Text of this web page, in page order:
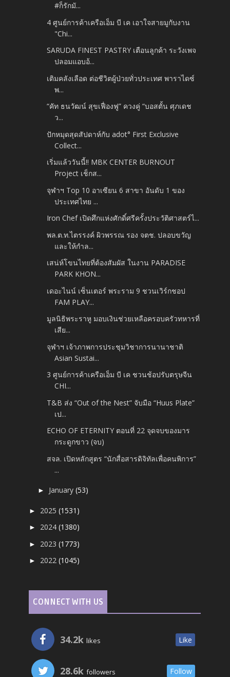
#ก็รักมั...
4 ศูนย์การค้าเครือเอ็ม บี เค เอาใจสายมูกับงาน
"Chi...
SARUDA FINEST PASTRY เตือนลูกค้า ระวังเพจ
ปลอมแอบอ้...
เติมคลังเลือด ต่อชีวิตผู้ป่วยทั่วประเทศ พาราไดซ์
พ...
“คัท ธนวัฒน์ สุขเฟื่องฟู” ควงคู่ “บอสตั้น ศุภเดช
ว...
ปักหมุดสุดสัปดาห์กับ adot° First Exclusive
Collect...
เริ่มแล้ววันนี้!! MBK CENTER BURNOUT
Project เช็กส...
จุฬาฯ Top 10 อาเซียน 6 สาขา อันดับ 1 ของ
ประเทศไทย ...
Iron Chef เปิดศึกแห่งศักดิ์ศรีครั้งประวัติศาสตร์ไ...
พล.ต.ท.ไตรรงค์ ผิวพรรณ รอง จตช. ปลอบขวัญ
และให้กำล...
เสน่ห์โขนไทยที่ต้องสัมผัส ในงาน PARADISE
PARK KHON...
เดอะไนน์ เซ็นเตอร์ พระราม 9 ชวนเวิร์กชอป
FAM PLAY...
มูลนิธิพระราหู มอบเงินช่วยเหลือครอบครัวทหารที่
เสีย...
จุฬาฯ เจ้าภาพการประชุมวิชาการนานาชาติ
Asian Sustai...
3 ศูนย์การค้าเครือเอ็ม บี เค ชวนช้อปรับตรุษจีน
CHI...
T&B ส่ง “Out of the Nest” จับมือ “Huus Plate”
เป...
ECHO OF ETERNITY ตอนที่ 22 จุดจบของมาร
กระดูกขาว (จบ)
สจล. เปิดหลักสูตร “นักสื่อสารดิจิทัลเพื่อคนพิการ”
...
► January(53)
► 2025(1531)
► 2024(1380)
► 2023(1773)
► 2022(1045)
CONNECT WITH US
34.2k likes Like
28.6k followers Follow